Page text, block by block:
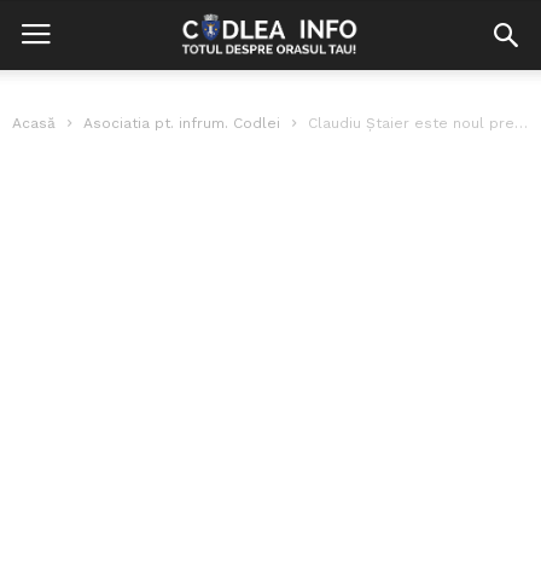
Acasă Asociatia pt. infrum. Codlei Claudiu Ștaier este noul președinte al Fundației Rafel